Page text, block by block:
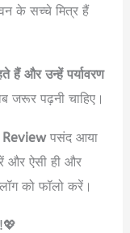
के सच्चे मित्र हैं
हैं और उन्हें पर्यावरण
जरूर पढ़नी चाहिए।
पसंद आया
और ऐसी ही और
को फॉलो करें।